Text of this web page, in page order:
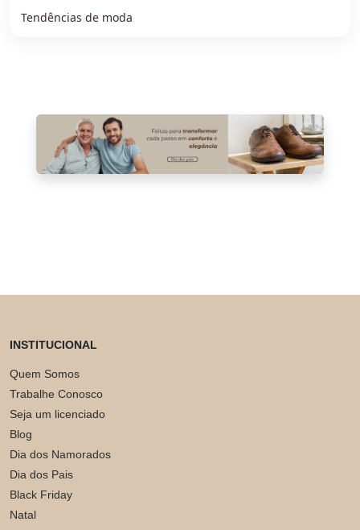
Tendências de moda
INSTITUCIONAL
Quem Somos
Trabalhe Conosco
Seja um licenciado
Blog
Dia dos Namorados
Dia dos Pais
Black Friday
Natal